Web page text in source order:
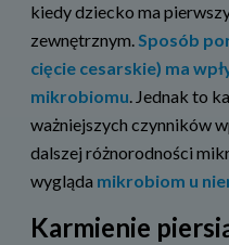
kiedy dziecko ma
zewnętrznym.Sposób
cięcie cesarskie) ma
mikrobiomu. Jednak to
ważniejszych czynników
dalszej różnorodności
wygląda mikrobiom u
Karmienie